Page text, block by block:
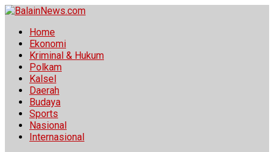
Home
Ekonomi
Kriminal & Hukum
Polkam
Kalsel
Daerah
Budaya
Sports
Nasional
Internasional